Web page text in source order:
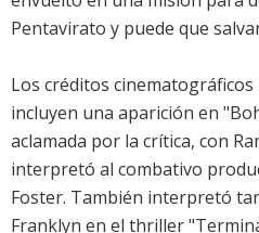
Pentavirato y puede que
Los créditos
incluyen una aparición en
aclamada por la crítica, con
interpretó al combativo
Foster. También interpretó
Franklyn en el thriller